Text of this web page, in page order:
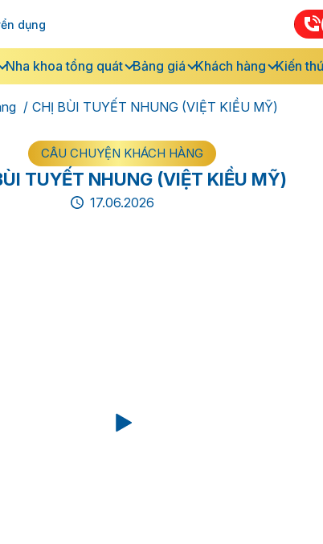
dụng
Nha khoa tổng quát Bảng giá Khách hàng Kiến
CHỊ BÙI TUYẾT NHUNG (VIỆT KIỀU MỸ)
CÂU CHUYỆN KHÁCH HÀNG
TUYẾT NHUNG (VIỆT KIỀU MỸ)
17.06.2026